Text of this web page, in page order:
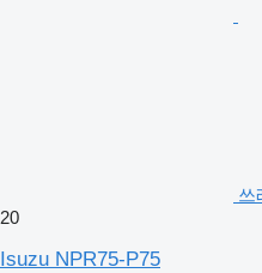
쓰
20
Isuzu NPR75-P75